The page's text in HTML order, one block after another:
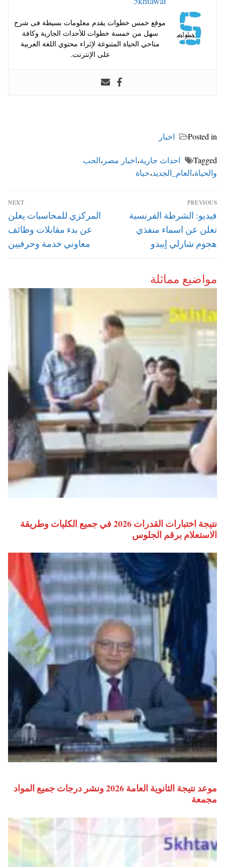
موقع خمس خطوات يقدم معلومات بسيطة فى شرح
سهل من خمسة خطوات للأحداث الجارية وكافة
مناحي الحياة المتنوعة لإثراء محتوي اللغة العربية
على الإنترنت.
Posted in اخبار
Tagged احداث جارية،اخبار مصر ،الحب
والحياة،العام_الجديد،حياة
تصفّح
المقالات
PREVIOUS
Previous
post:
فيديو: الشرطة الفرنسية
تعلن عن اسماء منفذي
هجوم شارلي إيبدو
NEXT
Next
post:
المركزي للمحاسبات يعلن
عن بدء مقابلات وظائف
معاوني خدمة وحرفيين
مواضيع مماثلة
نتيجة اختبارات القدرات 2026 في جميع الكليات وطريقة
الاستعلام برقم الجلوس
موعد نتيجة الثانوية العامة 2026 ونشر درجات جميع المواد
مجمعة